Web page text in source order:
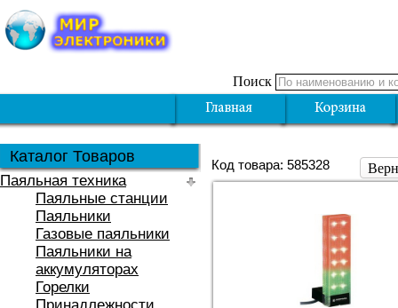
Поиск
Каталог Товаров
Паяльная техника
Паяльные станции
Паяльники
Газовые паяльники
Паяльники на
аккумуляторах
Горелки
Код товара: 585328